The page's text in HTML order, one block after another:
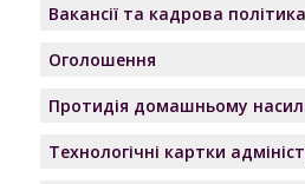
Вакансії та кадрова політика
Оголошення
Протидія домашньому
Технологічні картки